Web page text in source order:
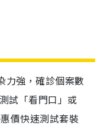
力強，確診個案數
試「看門口」或
價快速測試套裝